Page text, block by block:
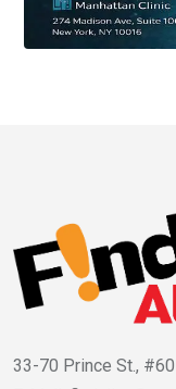
33-70 Prince St.,